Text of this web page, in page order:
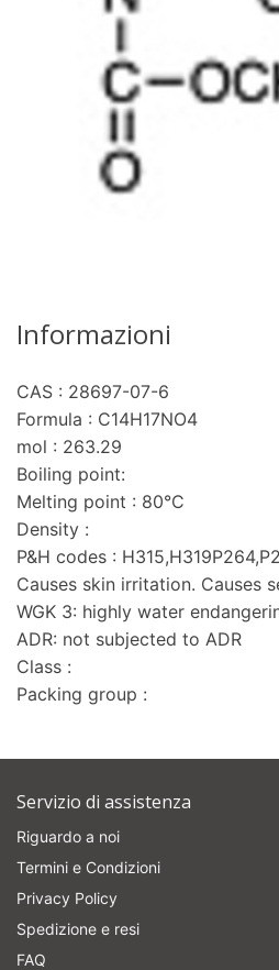
Informazioni
CAS : 28697-07-6
Formula : C14H17NO4
mol : 263.29
Boiling point:
Melting point : 80°C
Density :
P&H codes :
Causes skin irritation. Causes
WGK 3: highly water
ADR: not subjected to ADR
Class :
Packing group :
Servizio di assistenza
Riguardo a noi
Termini e Condizioni
Privacy Policy
Spedizione e resi
FAQ